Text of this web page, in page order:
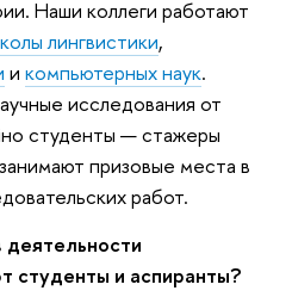
Наши коллеги работают
лингвистики,
и компьютерных наук.
исследования от
студенты — стажеры
призовые места в
работ.
деятельности
студенты и аспиранты?